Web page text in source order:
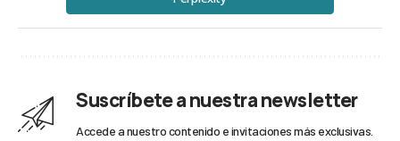
Suscríbete a nuestra newsletter
Accede a nuestro contenido e invitaciones más exclusivas.